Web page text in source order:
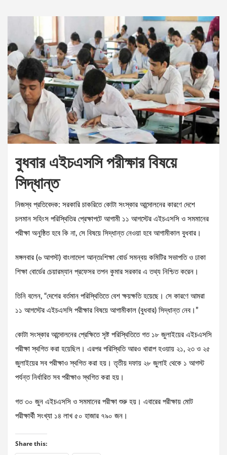
বুধবার এইচএসসি পরীক্ষার বিষয়ে
সিদ্ধান্ত
নিজস্ব প্রতিবেদক: সরকারি চাকরিতে কোটা সংস্কার আন্দোলনের কারণে দেশে
চলমান সহিংস পরিস্থিতির প্রেক্ষাপটে আগামী ১১ আগস্টের এইচএসসি ও সমমানের
পরীক্ষা অনুষ্ঠিত হবে কি না, সে বিষয়ে সিদ্ধান্ত নেওয়া হবে আগামীকাল বুধবার।
মঙ্গলবার (৬ আগস্ট) বাংলাদেশ আন্তঃশিক্ষা বোর্ড সমন্বয় কমিটির সভাপতি ও ঢাকা
শিক্ষা বোর্ডের চেয়ারম্যান প্রফেসর তপন কুমার সরকার এ তথ্য নিশ্চিত করেন।
তিনি বলেন, “দেশের বর্তমান পরিস্থিতিতে বেশ ক্ষয়ক্ষতি হয়েছে। সে কারণে আমরা
১১ আগস্টের এইচএসসি পরীক্ষার বিষয়ে আগামীকাল (বুধবার) সিদ্ধান্ত নেব।”
কোটা সংস্কার আন্দোলনের প্রেক্ষিতে সৃষ্ট পরিস্থিতিতে গত ১৮ জুলাইয়ের এইচএসসি
পরীক্ষা স্থগিত করা হয়েছিল। এরপর পরিস্থিতি আরও খারাপ হওয়ায় ২১, ২৩ ও ২৫
জুলাইয়ের সব পরীক্ষাও স্থগিত করা হয়। তৃতীয় দফায় ২৮ জুলাই থেকে ১ আগস্ট
পর্যন্ত নির্ধারিত সব পরীক্ষাও স্থগিত করা হয়।
গত ৩০ জুন এইচএসসি ও সমমানের পরীক্ষা শুরু হয়। এবারের পরীক্ষায় মোট
পরীক্ষার্থী সংখ্যা ১৪ লাখ ৫০ হাজার ৭৯০ জন।
Share this: